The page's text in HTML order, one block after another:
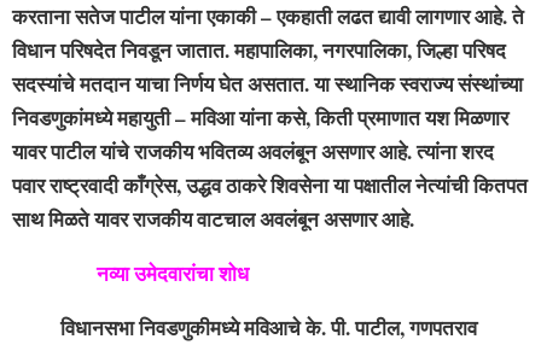
करताना सतेज पाटील यांना एकाकी – एकहाती लढत द्यावी लागणार आहे. ते
विधान परिषदेत निवडून जातात. महापालिका, नगरपालिका, जिल्हा परिषद
सदस्यांचे मतदान याचा निर्णय घेत असतात. या स्थानिक स्वराज्य संस्थांच्या
निवडणुकांमध्ये महायुती – मविआ यांना कसे,किती प्रमाणात यश मिळणार
यावर पाटील यांचे राजकीय भवितव्य अवलंबून असणार आहे. त्यांना शरद
पवार राष्ट्रवादी काँग्रेस, उद्धव ठाकरे शिवसेना या पक्षातील नेत्यांची कितपत
साथ मिळते यावर राजकीय वाटचाल अवलंबून असणार आहे.
नव्या उमेदवारांचा शोध
विधानसभा निवडणुकीमध्ये मविआचे के. पी. पाटील, गणपतराव